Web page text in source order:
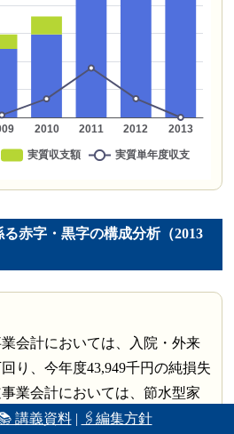
講義資料| 🖇編集方針
赤字・黒字の構成分析（2013
会計においては、入院・外来
り、今年度43,949千円の純損失
業会計においては、節水型家
益が伸び悩み、総収益が前年